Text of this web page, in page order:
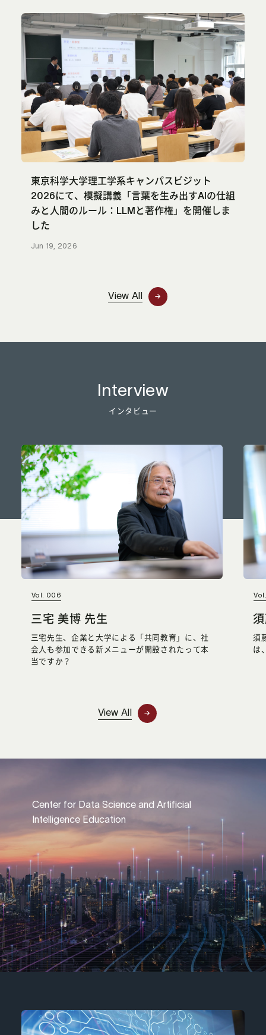
東京科学大学理工学系キャンパスビジット
2026にて、模擬講義「言葉を生み出すAIの仕組
みと人間のルール：LLMと著作権」を開催しま
した
Jun 19, 2026
View All
Interview
インタビュー
Vol. 006
三宅 美博 先生
三宅先生、企業と大学による「共同教育」に、社
会人も参加できる新メニューが開設されたって本
当ですか？
須
は
View All
Center for Data Science and Artificial
Intelligence Education